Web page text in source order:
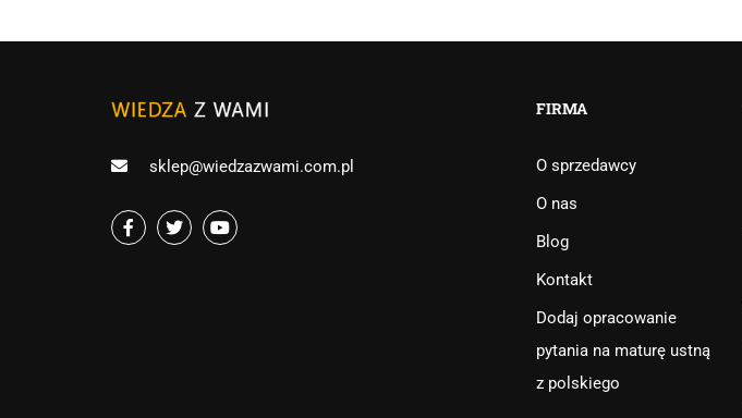
sklep@wiedzazwami.com.pl
FIRMA
O sprzedawcy
O nas
Blog
Kontakt
Dodaj opracowanie
pytania na maturę ustną
z polskiego